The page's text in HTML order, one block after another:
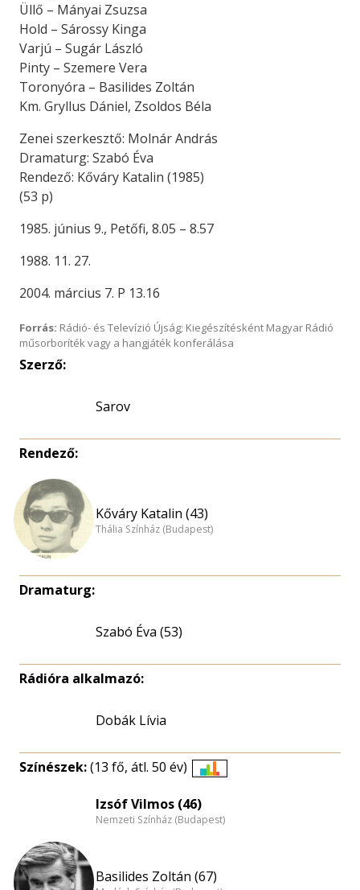
Üllő – Mányai Zsuzsa
Hold – Sárossy Kinga
Varjú – Sugár László
Pinty – Szemere Vera
Toronyóra – Basilides Zoltán
Km. Gryllus Dániel, Zsoldos Béla
Zenei szerkesztő: Molnár András
Dramaturg: Szabó Éva
Rendező: Kőváry Katalin (1985)
(53 p)
1985. június 9., Petőfi, 8.05 – 8.57
1988. 11. 27.
2004. március 7. P 13.16
Forrás: Rádió- és Televízió Újság; Kiegészítésként Magyar Rádió
műsorboríték vagy a hangjáték konferálása
Szerző:
Sarov
Rendező:
Kőváry Katalin (43)
Thália Színház (Budapest)
Dramaturg:
Szabó Éva (53)
Rádióra alkalmazó:
Dobák Lívia
Színészek:(13 fő, átl. 50 év)
nagyítása
Izsóf Vilmos (46)
Nemzeti Színház (Budapest)
Basilides Zoltán (67)